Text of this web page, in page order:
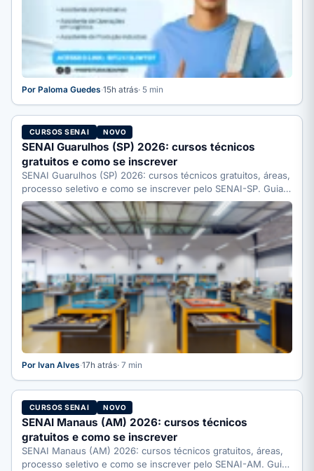
Por Paloma Guedes·15h atrás· 5 min
CURSOS SENAI NOVO
SENAI Guarulhos (SP) 2026: cursos técnicos
gratuitos e como se inscrever
SENAI Guarulhos (SP) 2026: cursos técnicos gratuitos, áreas,
processo seletivo e como se inscrever pelo SENAI-SP. Guia
completo.
Por Ivan Alves·17h atrás· 7 min
CURSOS SENAI NOVO
SENAI Manaus (AM) 2026: cursos técnicos
gratuitos e como se inscrever
SENAI Manaus (AM) 2026: cursos técnicos gratuitos, áreas,
processo seletivo e como se inscrever pelo SENAI-AM. Guia